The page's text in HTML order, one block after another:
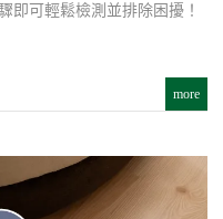
即可輕鬆檢測並排除困擾！
more